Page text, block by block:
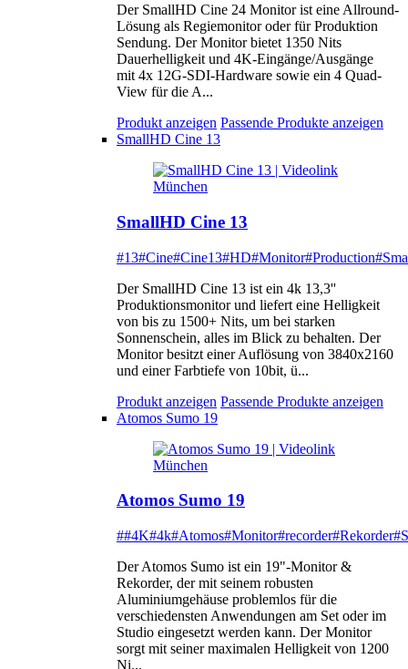
Der SmallHD Cine 24 Monitor ist eine Allround-
Lösung als Regiemonitor oder für Produktion
Sendung. Der Monitor bietet 1350 Nits
Dauerhelligkeit und 4K-Eingänge/Ausgänge
mit 4x 12G-SDI-Hardware sowie ein 4 Quad-
View für die A...
Produkt anzeigen Passende Produkte anzeigen
SmallHD Cine 13
SmallHD Cine 13
#13#Cine#Cine13#HD#Monitor#Production
Der SmallHD Cine 13 ist ein 4k 13,3''
Produktionsmonitor und liefert eine Helligkeit
von bis zu 1500+ Nits, um bei starken
Sonnenschein, alles im Blick zu behalten. Der
Monitor besitzt einer Auflösung von 3840x2160
und einer Farbtiefe von 10bit, ü...
Produkt anzeigen Passende Produkte anzeigen
Atomos Sumo 19
Atomos Sumo 19
##4K#4k#Atomos#Monitor#recorder#Rekorder
Der Atomos Sumo ist ein 19"-Monitor &
Rekorder, der mit seinem robusten
Aluminiumgehäuse problemlos für die
verschiedensten Anwendungen am Set oder im
Studio eingesetzt werden kann. Der Monitor
sorgt mit seiner maximalen Helligkeit von 1200
Ni...